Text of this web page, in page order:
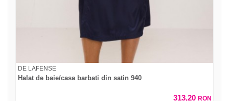
DE LAFENSE
Halat de baie/casa barbati din satin 940
313,20 RON